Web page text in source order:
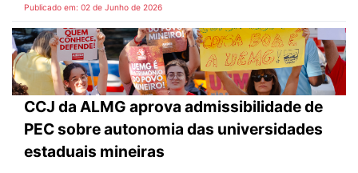
Publicado em: 02 de Junho de 2026
CCJ da ALMG aprova admissibilidade de
PEC sobre autonomia das universidades
estaduais mineiras